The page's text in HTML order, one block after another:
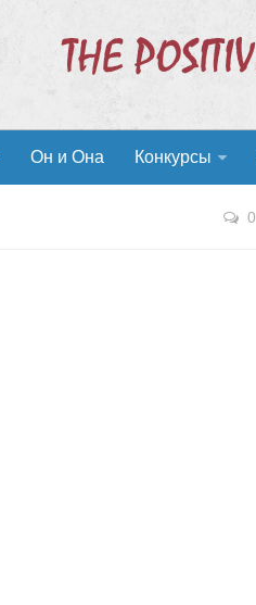
Он и Она Конкурсы
0